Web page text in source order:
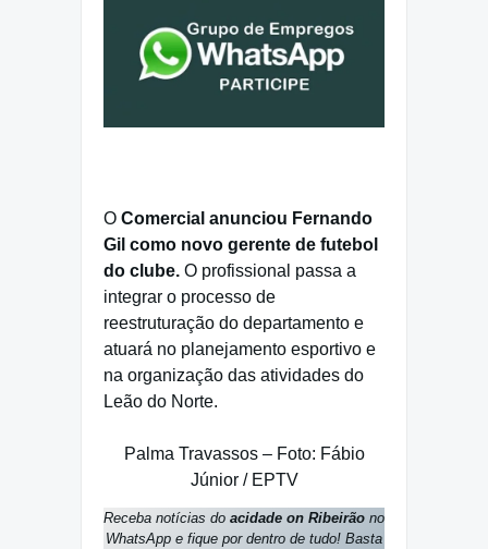
O Comercial anunciou Fernando
Gil como novo gerente de futebol
do clube. O profissional passa a
integrar o processo de
reestruturação do departamento e
atuará no planejamento esportivo e
na organização das atividades do
Leão do Norte.
Palma Travassos – Foto: Fábio
Júnior / EPTV
Receba notícias do acidade on Ribeirão no
WhatsApp e fique por dentro de tudo! Basta